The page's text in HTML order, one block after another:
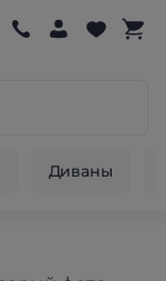
Диваны